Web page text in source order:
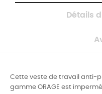
Détails
Cette veste de travail anti-
gamme ORAGE est